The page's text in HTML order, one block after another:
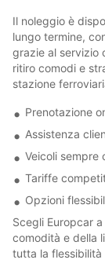
Il noleggio è
lungo termine,
grazie al servizio
ritiro comodi e
stazione
Prenotazione
Assistenza
Veicoli sempre
Tariffe
Opzioni
Scegli Europcar
comodità e della
tutta la flessibilità